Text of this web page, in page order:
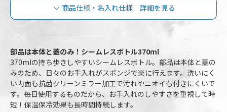
商品仕様・名入れ仕様 詳細を見る
ユニール シームレススクリューボトル
370mlの商品仕様
品番
ASLB-370-OW
ASLB-370-HN
ASLB-370-MB
容量
370ml
部品は本体と蓋のみ！シームレスボトル370ml
370mlの持ち歩きしやすいシームレスボトル。部品は本体と蓋の
みのため、日々のお手入れがスポンジで楽に行えます。洗いにく
い内面も抗菌クリーンミラー加工で汚れやニオイも付きにくいで
す。毎日使用するものだから、お手入れのしやすさを重視して時
短！保温保冷効果も長時間持続します。